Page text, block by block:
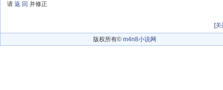
请 返 回 并修正
[关
版权所有© m4n8小说网